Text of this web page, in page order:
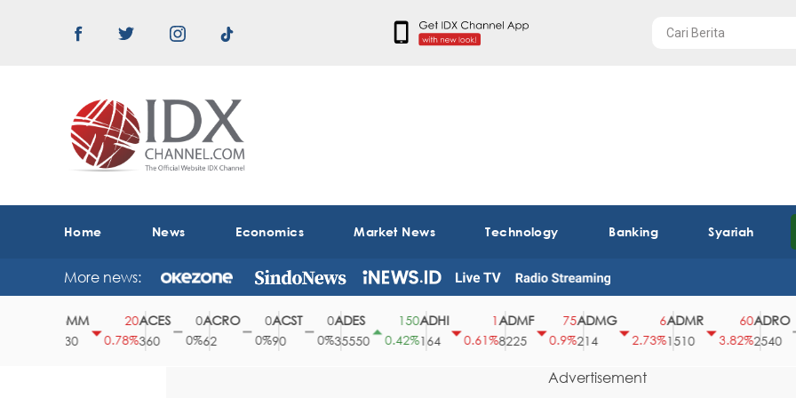
Home News Economics Market News Technology Banking Syariah
More news:
ABMM
0.78%
ACES
360
ACRO
62
ACST
90
ADES
35550
0.42%
ADHI
164
0.61%
ADMF
8225
0.9%
ADMG
214
2.73%
ADMR
1510
3.82%
ADRO
2540
Advertisement